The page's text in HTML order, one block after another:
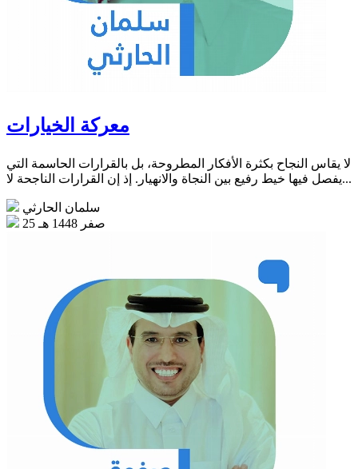
معركة الخيارات
لا يقاس النجاح بكثرة الأفكار المطروحة، بل بالقرارات الحاسمة التي
يفصل فيها خيط رفيع بين النجاة والانهيار. إذ إن القرارات الناجحة لا...
سلمان الحارثي
25 صفر 1448 هـ